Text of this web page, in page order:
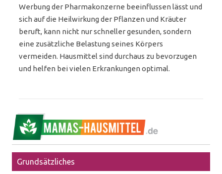
Werbung der Pharmakonzerne beeinflussen lässt und
sich auf die Heilwirkung der Pflanzen und Kräuter
beruft, kann nicht nur schneller gesunden, sondern
eine zusätzliche Belastung seines Körpers
vermeiden. Hausmittel sind durchaus zu bevorzugen
und helfen bei vielen Erkrankungen optimal.
Grundsätzliches